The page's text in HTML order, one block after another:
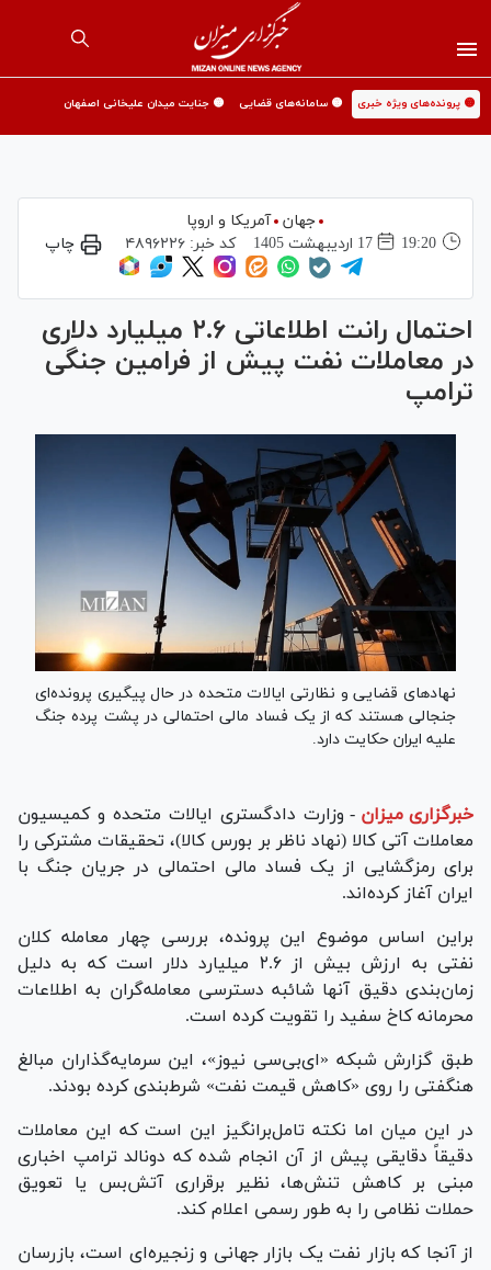
🟡 پرونده‌های ویژه خبری 🟡 سامانه‌های قضایی 🟡 جنایت میدان علیخانی اصفهان
جهان
آمریکا و اروپا
19:20
17 ارديبهشت 1405 کد خبر:۴۸۹۶۲۲۶ چاپ
احتمال رانت اطلاعاتی ۲.۶ میلیارد دلاری
در معاملات نفت پیش از فرامین جنگی
ترامپ
نهادهای قضایی و نظارتی ایالات متحده در حال پیگیری پرونده‌ای
جنجالی هستند که از یک فساد مالی احتمالی در پشت پرده جنگ
علیه ایران حکایت دارد.
خبرگزاری میزان - وزارت دادگستری ایالات متحده و کمیسیون
معاملات آتی کالا (نهاد ناظر بر بورس کالا)، تحقیقات مشترکی را
برای رمزگشایی از یک فساد مالی احتمالی در جریان جنگ با
ایران آغاز کرده‌اند.
براین اساس موضوع این پرونده، بررسی چهار معامله کلان
نفتی به ارزش بیش از ۲.۶ میلیارد دلار است که به دلیل
زمان‌بندی دقیق آنها شائبه دسترسی معامله‌گران به اطلاعات
محرمانه کاخ سفید را تقویت کرده است.
طبق گزارش شبکه «ای‌بی‌سی نیوز»، این سرمایه‌گذاران مبالغ
هنگفتی را روی «کاهش قیمت نفت» شرط‌بندی کرده بودند.
در این میان اما نکته تامل‌برانگیز این است که این معاملات
دقیقاً دقایقی پیش از آن انجام شده که دونالد ترامپ اخباری
مبنی بر کاهش تنش‌ها، نظیر برقراری آتش‌بس یا تعویق
حملات نظامی را به طور رسمی اعلام کند.
از آنجا که بازار نفت یک بازار جهانی و زنجیره‌ای است، بازرسان